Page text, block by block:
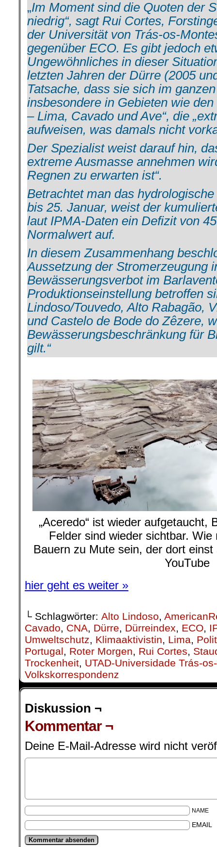
„Im Moment sind die Quoten der
niedrig“, sagt Rui Cortes,
der Universität von Trás-os-
gegenüber ECO. Es gibt jedoch
Ungewöhnliches in dieser
letzten Jahren der Dürre (2005
Tatsache, dass sie sich im
insbesondere in Gebieten wie
– Lima, Cavado und Ave“, die
aufweisen, was damals nicht
Der Spezialist weist darauf hin,
extreme Ausmasse annehmen
Regnen zu erwarten ist“.
Betrachtet man das
bis 25. Januar, weist der
laut IPMA-Daten ein Defizit von
Normalwert auf.
In diesem Zusammenhang
Aussetzung der Stromerzeugung
Bewässerungsverbot im
Produktionseinstellung betroffen
Lindoso/Touvedo, Alto Rabagão,
und Castelo de Bode do Zêzere,
Bewässerungsbeschränkung für
gilt.“
„Aceredo“ ist wieder aufgetaucht,
Felder sind wieder sichtbar.
Bauern zu Mute sein, der dort
YouTube
hier geht es weiter »
└ Schlagwörter: Alto Lindoso,
Cavado, CNA, Dürre, Dürreindex, ECO,
Umweltschutz, Klimaaktivistin, Lima,
Portugal, Roter Morgen, Rui Cortes,
Trockenheit, UTAD-Universidade Trás-
Volkskorrespondenz
Diskussion ¬
Kommentar ¬
Deine E-Mail-Adresse wird nicht
NAME
EMAIL